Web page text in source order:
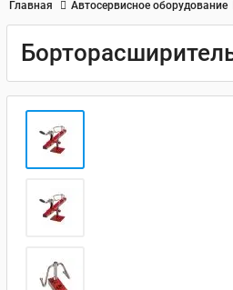
Главная Автосервисное оборудование